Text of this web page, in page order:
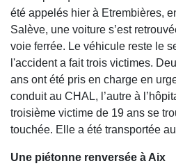
été appelés hier à Etrembières,
Salève, une voiture s’est
voie ferrée. Le véhicule reste le
l'accident a fait trois victimes.
ans ont été pris en charge en
conduit au CHAL, l’autre à
troisième victime de 19 ans se
touchée. Elle a été transportée
Une piétonne renversée à Aix